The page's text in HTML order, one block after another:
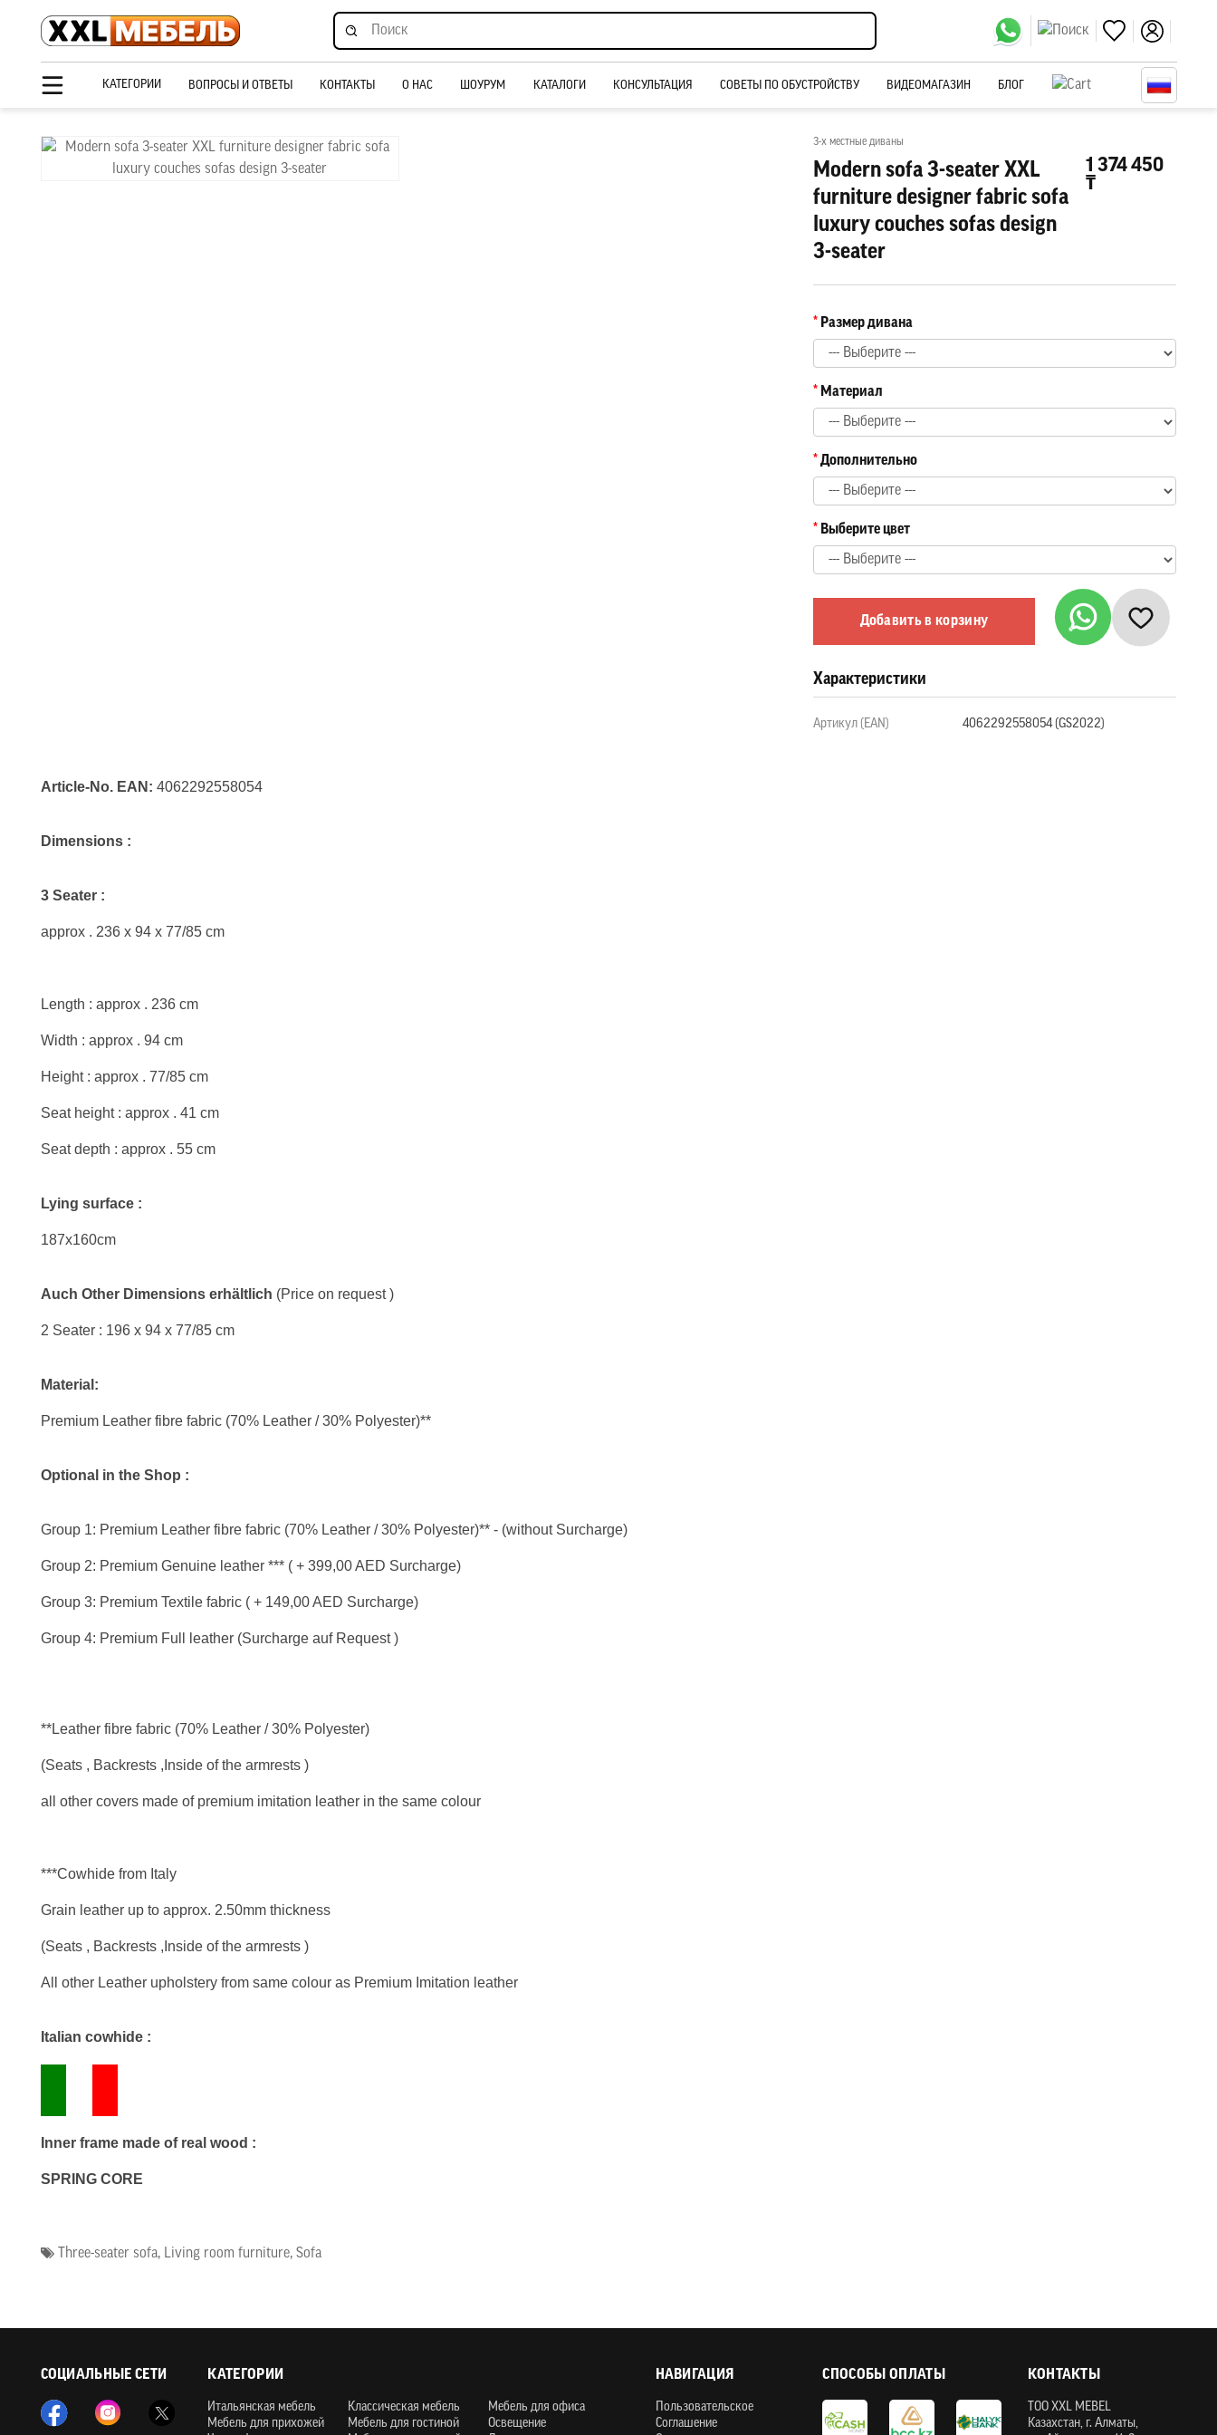
КАТЕГОРИИ ВОПРОСЫ И ОТВЕТЫ КОНТАКТЫ О НАС ШОУРУМ КАТАЛОГИ КОНСУЛЬТАЦИЯ СОВЕТЫ ПО ОБУСТРОЙСТВУ ВИДЕОМАГАЗИН БЛОГ
3-х местные диваны
Modern sofa 3-seater XXL
furniture designer fabric sofa
luxury couches sofas design
3-seater
1 374 450
₸
Размер дивана
Материал
Дополнительно
Выберите цвет
Добавить в корзину
Характеристики
Артикул (EAN) 4062292558054 (GS2022)
Article-No. EAN: 4062292558054
Dimensions :
3 Seater :
approx . 236 x 94 x 77/85 cm
Length : approx . 236 cm
Width : approx . 94 cm
Height : approx . 77/85 cm
Seat height : approx . 41 cm
Seat depth : approx . 55 cm
Lying surface :
187x160cm
Auch Other Dimensions erhältlich (Price on request )
2 Seater : 196 x 94 x 77/85 cm
Material:
Premium Leather fibre fabric (70% Leather / 30% Polyester)**
Optional in the Shop :
Group 1: Premium Leather fibre fabric (70% Leather / 30% Polyester)** - (without Surcharge)
Group 2: Premium Genuine leather *** ( + 399,00 AED Surcharge)
Group 3: Premium Textile fabric ( + 149,00 AED Surcharge)
Group 4: Premium Full leather (Surcharge auf Request )
**Leather fibre fabric (70% Leather / 30% Polyester)
(Seats , Backrests ,Inside of the armrests )
all other covers made of premium imitation leather in the same colour
***Cowhide from Italy
Grain leather up to approx. 2.50mm thickness
(Seats , Backrests ,Inside of the armrests )
All other Leather upholstery from same colour as Premium Imitation leather
Italian cowhide :
Inner frame made of real wood :
SPRING CORE
Three-seater sofa, Living room furniture, Sofa
СОЦИАЛЬНЫЕ СЕТИ КАТЕГОРИИ
Итальянская мебель
Мебель для прихожей
Классическая мебель
Мебель для гостиной
Мебель для офиса
Освещение
НАВИГАЦИЯ
Пользовательское
Соглашение
СПОСОБЫ ОПЛАТЫ КОНТАКТЫ
ТOO XXL MEBEL
Казахстан, г. Алматы,